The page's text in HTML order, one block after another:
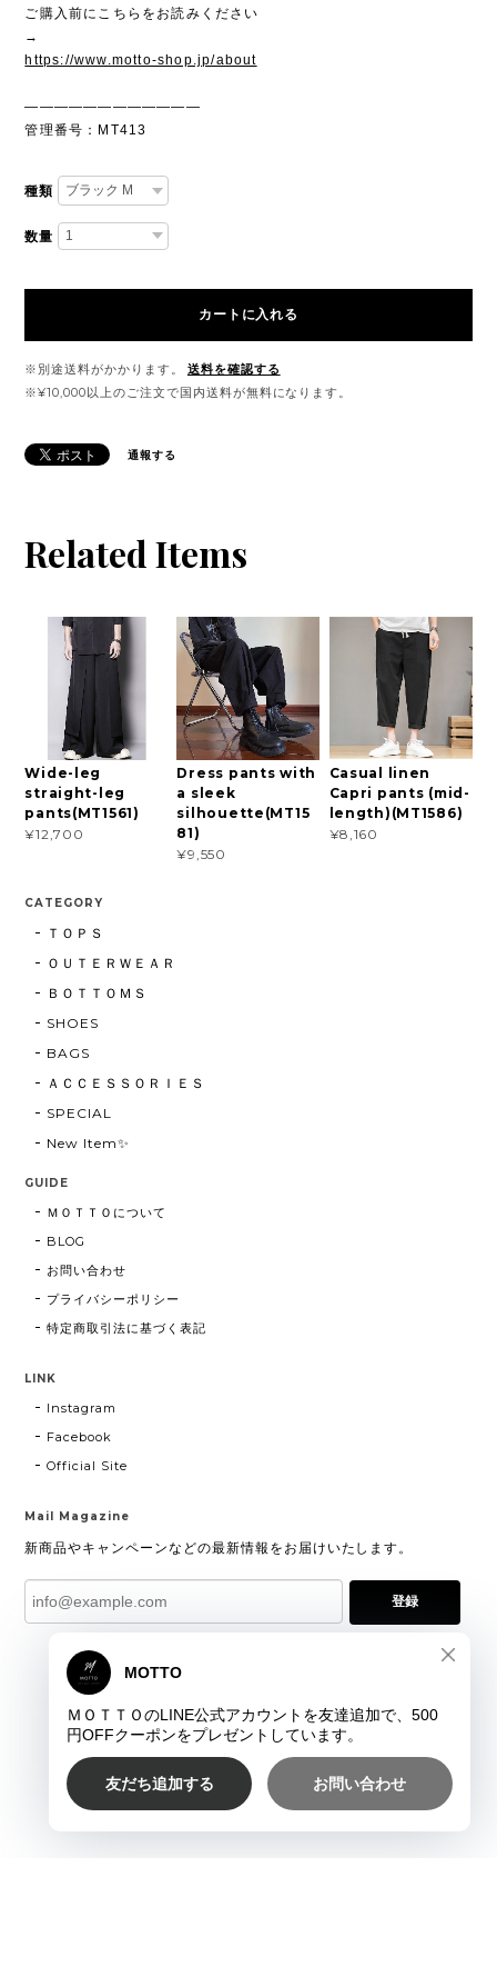
ご購入前にこちらをお読みください
→
https://www.motto-shop.jp/about
————————————
管理番号：MT413
種類
数量
カートに入れる
※別途送料がかかります。
送料を確認する
※¥10,000以上のご注文で国内送料が無料になります。
通報する
Related Items
Wide-leg
straight-leg
pants(MT1561)
¥12,700
Dress pants with
a sleek
silhouette(MT15
81)
¥9,550
Casual linen
Capri pants (mid-
length)(MT1586)
¥8,160
CATEGORY
ＴＯＰＳ
ＯＵＴＥＲＷＥＡＲ
ＢＯＴＴＯＭＳ
SHOES
BAGS
ＡＣＣＥＳＳＯＲＩＥＳ
SPECIAL
New Item✨
GUIDE
ＭＯＴＴＯについて
BLOG
お問い合わせ
プライバシーポリシー
特定商取引法に基づく表記
LINK
Instagram
Facebook
Official Site
Mail Magazine
新商品やキャンペーンなどの最新情報をお届けいたします。
登録